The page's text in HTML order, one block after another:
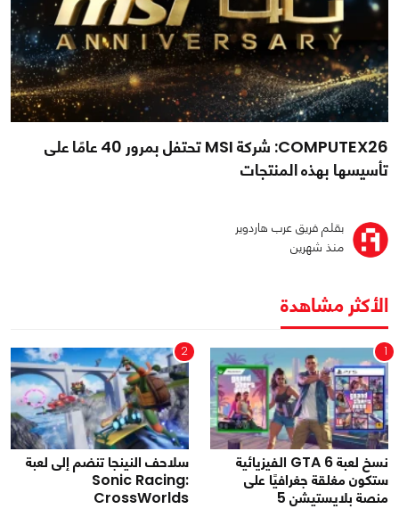
COMPUTEX26: شركة MSI تحتفل بمرور 40 عامًا على
تأسيسها بهذه المنتجات
بقلم فريق عرب هاردوير
منذ شهرين
الأكثر مشاهدة
1
نسخ لعبة GTA 6 الفيزيائية
ستكون مغلقة جغرافيًا على
منصة بلايستيشن 5
2
سلاحف النينجا تنضم إلى لعبة
Sonic Racing:
CrossWorlds